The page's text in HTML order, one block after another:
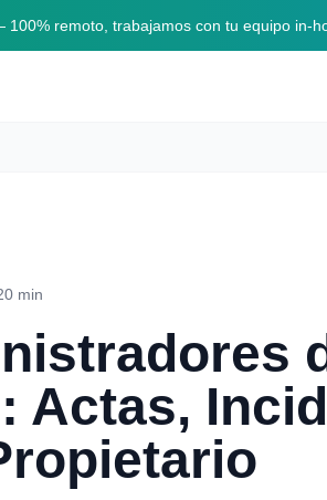
remoto, trabajamos con tu equipo in-
min
Actas,